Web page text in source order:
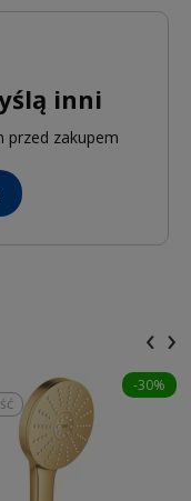
inni
przed zakupem
-30%
‹ ›